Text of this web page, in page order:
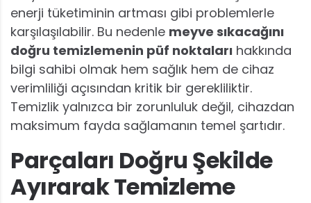
enerji tüketiminin artması gibi problemlerle
karşılaşılabilir. Bu nedenle meyve sıkacağını
doğru temizlemenin püf noktaları hakkında
bilgi sahibi olmak hem sağlık hem de cihaz
verimliliği açısından kritik bir gerekliliktir.
Temizlik yalnızca bir zorunluluk değil, cihazdan
maksimum fayda sağlamanın temel şartıdır.
Parçaları Doğru Şekilde
Ayırarak Temizleme